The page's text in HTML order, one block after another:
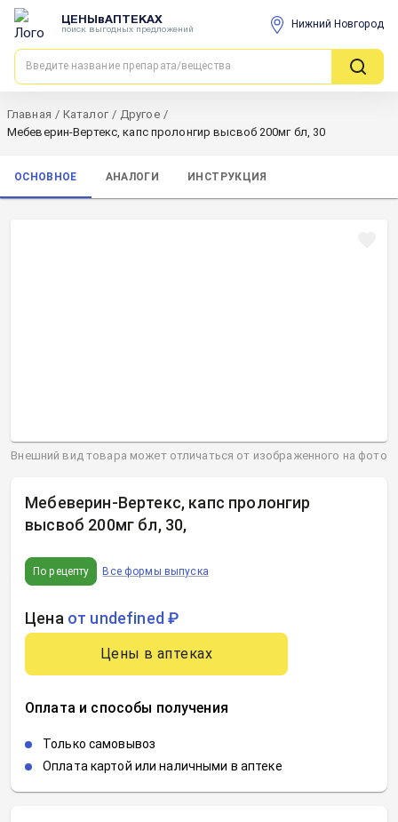
ЦЕНЫвАПТЕКАХ
поиск выгодных предложений Нижний Новгород
Главная / Каталог / Другое /
Мебеверин-Вертекс, капс пролонгир высвоб 200мг бл, 30
ОСНОВНОЕ АНАЛОГИ ИНСТРУКЦИЯ
Мебеверин-Вертекс, капс пролонгир
высвоб 200мг бл, 30,
По рецепту Все формы выпуска
Цена от undefined ₽
Цены в аптеках
Оплата и способы получения
Только самовывоз
Оплата картой или наличными в аптеке
Внешний вид товара может отличаться от изображенного на фото